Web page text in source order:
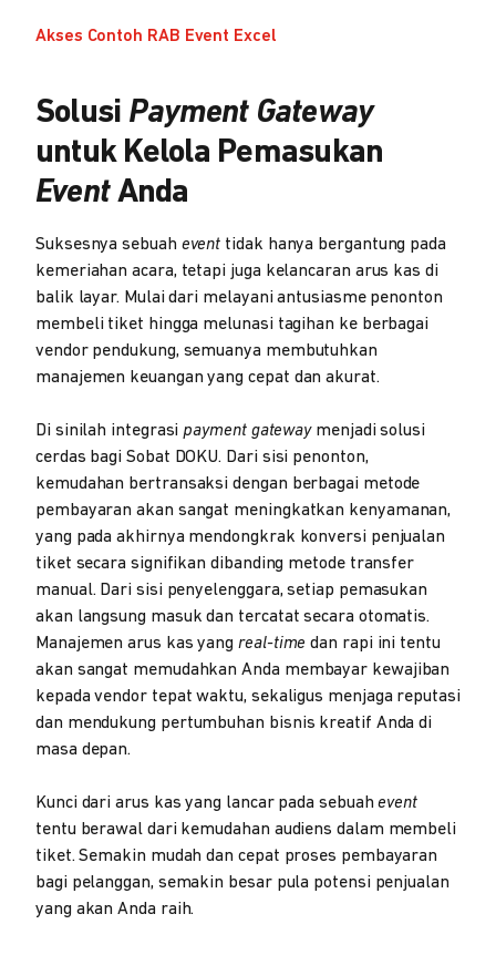
Akses Contoh RAB Event Excel
Solusi Payment Gateway
untuk Kelola Pemasukan
EventAnda
Suksesnya sebuah event tidak hanya bergantung pada
kemeriahan acara, tetapi juga kelancaran arus kas di
balik layar. Mulai dari melayani antusiasme penonton
membeli tiket hingga melunasi tagihan ke berbagai
vendor pendukung, semuanya membutuhkan
manajemen keuangan yang cepat dan akurat.
Di sinilah integrasipayment gatewaymenjadi solusi
cerdas bagi Sobat DOKU. Dari sisi penonton,
kemudahan bertransaksi dengan berbagai metode
pembayaran akan sangat meningkatkan kenyamanan,
yang pada akhirnya mendongkrak konversi penjualan
tiket secara signifikan dibanding metode transfer
manual. Dari sisi penyelenggara, setiap pemasukan
akan langsung masuk dan tercatat secara otomatis.
Manajemen arus kas yangreal-time dan rapi ini tentu
akan sangat memudahkan Anda membayar kewajiban
kepada vendor tepat waktu, sekaligus menjaga reputasi
dan mendukung pertumbuhan bisnis kreatif Anda di
masa depan.
Kunci dari arus kas yang lancar pada sebuahevent
tentu berawal dari kemudahan audiens dalam membeli
tiket. Semakin mudah dan cepat proses pembayaran
bagi pelanggan, semakin besar pula potensi penjualan
yang akan Anda raih.